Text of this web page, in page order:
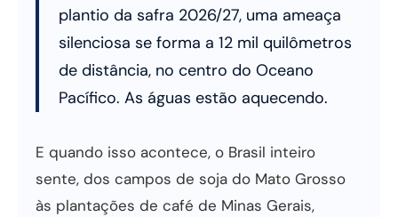
plantio da safra 2026/27, uma ameaça
silenciosa se forma a 12 mil quilômetros
de distância, no centro do Oceano
Pacífico. As águas estão aquecendo.
E quando isso acontece, o Brasil inteiro
sente, dos campos de soja do Mato Grosso
às plantações de café de Minas Gerais,